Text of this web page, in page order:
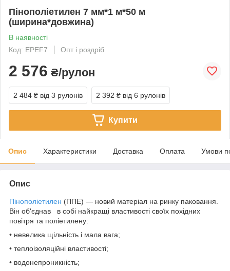
Пінополіетилен 7 мм*1 м*50 м
(ширина*довжина)
В наявності
Код: EPEF7
Опт і роздріб
2 576 ₴/рулон
2 484 ₴ від 3 рулонів 2 392 ₴ від 6 рулонів
Купити
Опис Характеристики Доставка Оплата Умови
Опис
Пінополіетилен (ППЕ) — новий матеріал на ринку паковання.
Він об'єднав в собі найкращі властивості своїх похідних
повітря та поліетилену:
• невелика щільність і мала вага;
• теплоізоляційні властивості;
• водонепроникність;